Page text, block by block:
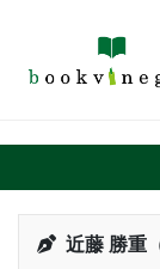
近藤 勝重